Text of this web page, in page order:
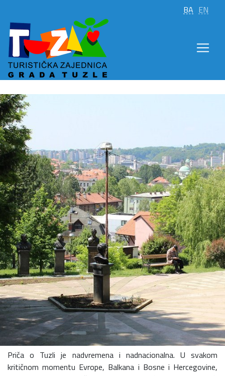
BA EN
Priča o Tuzli je nadvremena i nadnacionalna. U svakom
kritičnom momentu Evrope, Balkana i Bosne i Hercegovine,